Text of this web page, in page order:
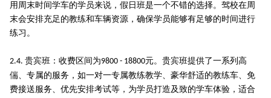
用周末时间学车的学员来说，假日班是一个不错的选择。驾校在周
末会安排充足的教练和车辆资源，确保学员能够有足够的时间进行
练习。
2.4. 贵宾班：收费区间为9800 - 18800元。贵宾班提供了一系列高
偳、专属的服务，如一对一专属教练教学、豪华舒适的教练车、免
费接送服务、优先安排考试等，为学员打造及致的学车体验，适合